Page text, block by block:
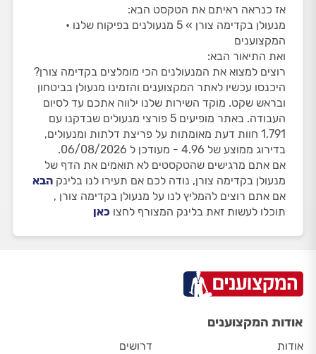
אז כנראה ראיתם את הטקסט הבא:
מנעולן בקדימה צורן » 5 מנעולנים בפיקוח שלנו •
המקצוענים
ואת התיאור הבא:
רוצים למצוא את המנעולנים הכי מומלצים בקדימה צורן?
היכנסו עכשיו לאתר המקצוענים והזמינו מנעולן בביטחון
ובראש שקט. מוקד השירות שלנו ילווה אתכם עד לסיום
העבודה. באתר מופיעים 5 פורצי מנעולים שבדקנו עם
1,791 חוות דעת מאומתות על פריצת דלתות ומנעולים,
בדירוג ממוצע של 4.96 - מעודכן ל 06/08/2026.
אם אתם מרגישים שהטקסטים לא תואמים את הדף של
מנעולן בקדימה צורן, נודה לכם אם תעירו לנו בלינק הבא
אם אתם רוצים להמליץ לנו על מנעולן בקדימה צורן ,
תוכלו לעשות זאת בלינק המצורף לחצו כאן
אודות המקצוענים
אודות
דרושים